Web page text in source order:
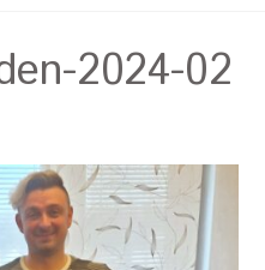
2024-02